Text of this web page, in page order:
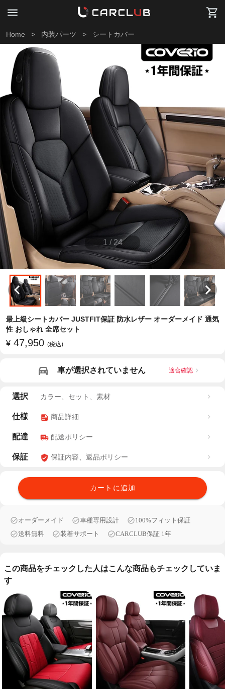
Home > 内装パーツ > シートカバー
1 / 24
最上級シートカバー JUSTFIT保証 防水レザー オーダーメイド 通気
性 おしゃれ 全席セット
¥ 47,950 (税込)
車が選択されていません 適合確認
選択 カラー、セット、素材
仕様 商品詳細
配達 配送ポリシー
保証 保証内容、返品ポリシー
カートに追加
オーダーメイド 車種専用設計
100%フィット保証
送料無料
装着サポート CARCLUB保証 1年
この商品をチェックした人はこんな商品もチェックしていま
す